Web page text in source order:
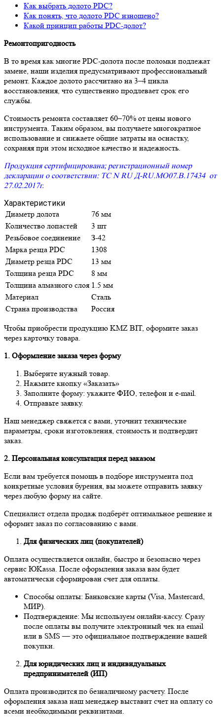
Как выбрать долото PDC?
Как понять, что долото PDC изношено?
Какой принцип работы PDC-долот?
Ремонтопригодность
В то время как многие PDC-долота после поломки подлежат
замене, наши изделия предусматривают профессиональный
ремонт. Каждое долото рассчитано на 3–4 цикла
восстановления, что существенно продлевает срок его
службы.
Стоимость ремонта составляет 60–70% от цены нового
инструмента. Таким образом, вы получаете многократное
использование и снижаете общие затраты на оснастку,
сохраняя при этом исходное качество и надежность.
Продукция сертифицирована; регистрационный номер
декларации о соответствии: ТС N RU Д-RU.МО07.В.17434 от
27.02.2017г.
Характеристики
Диаметр долота
76 мм
Количество лопастей
3 шт
Резьбовое соединение
З-42
Марка резца PDC
1308
Диаметр резца PDC
13 мм
Толщина резца PDC
8 мм
Толщина алмазного слоя 1.5 мм
Материал
Сталь
Страна производства
Россия
Чтобы приобрести продукцию KMZ BIT, оформите заказ
через карточку товара.
1. Оформление заказа через форму
Выберите нужный товар.
Нажмите кнопку «Заказать»
Заполните форму: укажите ФИО, телефон и e-mail.
Отправьте заявку.
Наш менеджер свяжется с вами, уточнит технические
параметры, сроки изготовления, стоимость и подтвердит
заказ.
2. Персональная консультация перед заказом
Если вам требуется помощь в подборе инструмента под
конкретные условия бурения, вы можете отправить заявку
через любую форму на сайте.
Специалист отдела продаж подберёт оптимальное решение и
оформит заказ по согласованию с вами.
Для физических лиц (покупателей)
Оплата осуществляется онлайн, быстро и безопасно через
сервис ЮKassa. После оформления заказа вам будет
автоматически сформирован счет для оплаты.
Способы оплаты: Банковские карты (Visa, Mastercard,
МИР).
Подтверждение: Мы используем онлайн-кассу. Сразу
после оплаты вы получите электронный чек на email
или в SMS — это официальное подтверждение вашей
покупки.
Для юридических лиц и индивидуальных
предпринимателей (ИП)
Оплата производится по безналичному расчету. После
оформления заказа наш менеджер выставит счет на оплату со
всеми необходимыми реквизитами.